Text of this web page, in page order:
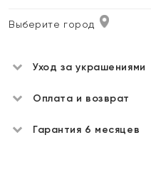
Выберите город
Уход за украшениями
Оплата и возврат
Гарантия 6 месяцев